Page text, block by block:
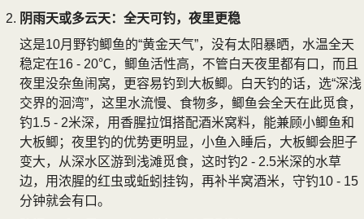
阴雨天或多云天：全天可钓，夜里更稳
这是10月野钓鲫鱼的“黄金天气”，没有太阳暴晒，水温全天
稳定在16 - 20℃，鲫鱼活性高，不管白天夜里都有口，而且
夜里没杂鱼闹窝，更容易钓到大板鲫。白天钓的话，选“深浅
交界的洄湾”，这里水流慢、食物多，鲫鱼会全天在此觅食，
钓1.5 - 2米深，用香腥拉饵搭配酒米窝料，能兼顾小鲫鱼和
大板鲫；夜里钓的优势更明显，小鱼入睡后，大板鲫会胆子
变大，从深水区游到浅滩觅食，这时钓2 - 2.5米深的水草
边，用浓腥的红虫或蚯蚓挂钩，再补半窝酒米，守钓10 - 15
分钟就会有口。